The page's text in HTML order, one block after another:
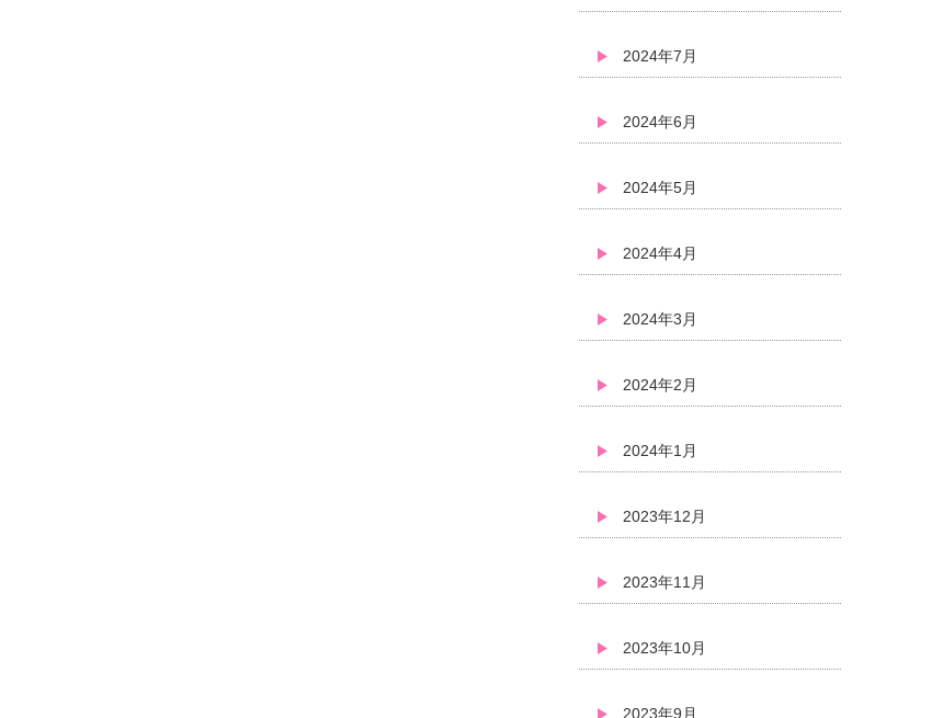
2024年7月
2024年6月
2024年5月
2024年4月
2024年3月
2024年2月
2024年1月
2023年12月
2023年11月
2023年10月
2023年9月